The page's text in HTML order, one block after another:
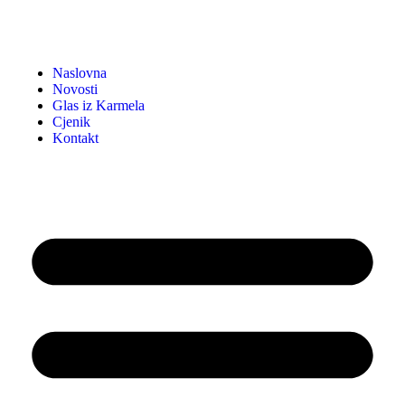
Naslovna
Novosti
Glas iz Karmela
Cjenik
Kontakt